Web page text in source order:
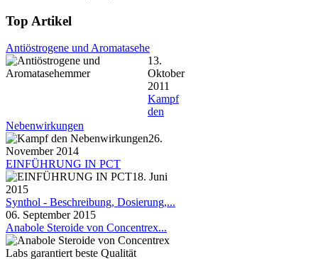
Top Artikel
Antiöstrogene und Aromatasehe
13.
Oktober
2011
Kampf
den
Nebenwirkungen
26.
November 2014
EINFÜHRUNG IN PCT
18. Juni
2015
Synthol - Beschreibung, Dosierung,...
06. September 2015
Anabole Steroide von Concentrex...